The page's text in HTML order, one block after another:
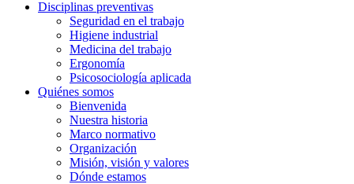
Disciplinas preventivas
Seguridad en el trabajo
Higiene industrial
Medicina del trabajo
Ergonomía
Psicosociología aplicada
Quiénes somos
Bienvenida
Nuestra historia
Marco normativo
Organización
Misión, visión y valores
Dónde estamos